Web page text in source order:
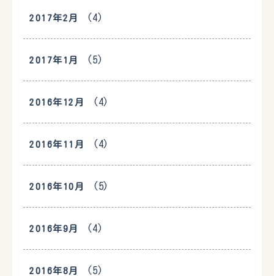
2017年2月 (4)
2017年1月 (5)
2016年12月 (4)
2016年11月 (4)
2016年10月 (5)
2016年9月 (4)
2016年8月 (5)